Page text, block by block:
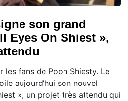
son grand
Eyes On Shiest »,
les fans de Pooh Shiesty. Le
aujourd’hui son nouvel
», un projet très attendu qui